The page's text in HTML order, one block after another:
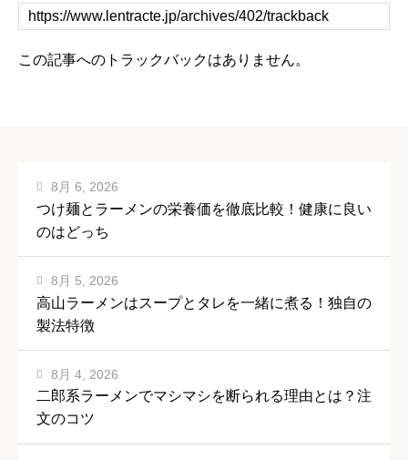
この記事へのトラックバックはありません。
つけ麺とラーメンの栄養価を徹底比較！健康に良い
のはどっち
8月 6, 2026
高山ラーメンはスープとタレを一緒に煮る！独自の
製法特徴
8月 5, 2026
二郎系ラーメンでマシマシを断られる理由とは？注
文のコツ
8月 4, 2026